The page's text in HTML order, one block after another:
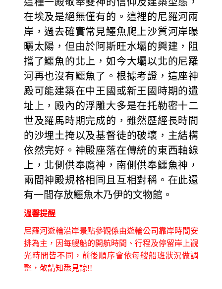
在埃及是絕無僅有的。這裡的尼羅河兩
岸，過去確實常見鱷魚爬上沙質河岸曝
曬太陽，但由於阿斯旺水壩的興建，阻
擋了鱷魚的北上，如今大壩以北的尼羅
河再也沒有鱷魚了。根據考證，這座神
殿可能建築在中王國或新王國時期的遺
址上，殿內的浮雕大多是在托勒密十二
世及羅馬時期完成的，雖然歷經長時間
的沙埋土掩以及基督徒的破壞，主結構
依然完好。神殿座落在傳統的東西軸線
上，北側供奉鷹神，南側供奉鱷魚神，
兩間神殿規格相同且互相對稱。在此還
有一間存放鱷魚木乃伊的文物館。
溫韾提醒
尼羅河遊輪沿岸景點參觀係由遊輪公司靠岸時間安
排為主，因每艘船的開航時間、行程及停留岸上觀
光時間皆不同，前後順序會依每艘船班狀況做調
整，敬請知悉見諒!!